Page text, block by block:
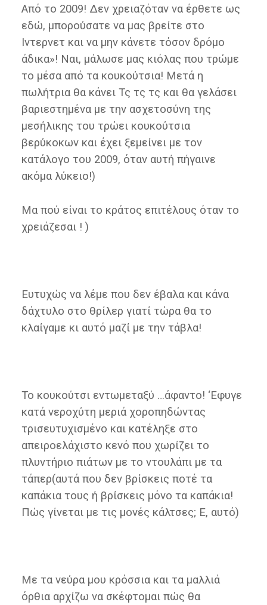
Από το 2009! Δεν χρειαζόταν να έρθετε ως
εδώ, μπορούσατε να μας βρείτε στο
Ιντερνετ και να μην κάνετε τόσον δρόμο
άδικα»! Ναι, μάλωσε μας κιόλας που τρώμε
το μέσα από τα κουκούτσια! Μετά η
πωλήτρια θα κάνει Τς τς τς και θα γελάσει
βαριεστημένα με την ασχετοσύνη της
μεσήλικης του τρώει κουκούτσια
βερύκοκων και έχει ξεμείνει με τον
κατάλογο του 2009, όταν αυτή πήγαινε
ακόμα λύκειο!)
Μα πού είναι το κράτος επιτέλους όταν το
χρειάζεσαι ! )
Ευτυχώς να λέμε που δεν έβαλα και κάνα
δάχτυλο στο θρίλερ γιατί τώρα θα το
κλαίγαμε κι αυτό μαζί με την τάβλα!
Το κουκούτσι εντωμεταξύ …άφαντο! ‘Εφυγε
κατά νεροχύτη μεριά χοροπηδώντας
τρισευτυχισμένο και κατέληξε στο
απειροελάχιστο κενό που χωρίζει το
πλυντήριο πιάτων με το ντουλάπι με τα
τάπερ(αυτά που δεν βρίσκεις ποτέ τα
καπάκια τους ή βρίσκεις μόνο τα καπάκια!
Πώς γίνεται με τις μονές κάλτσες; Ε, αυτό)
Με τα νεύρα μου κρόσσια και τα μαλλιά
όρθια αρχίζω να σκέφτομαι πώς θα